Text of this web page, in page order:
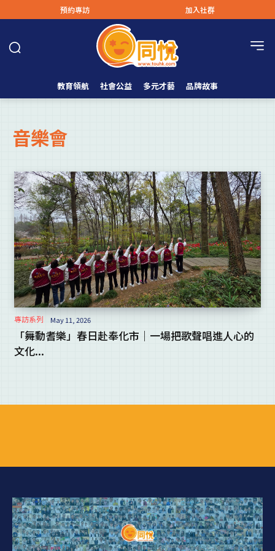
預約專訪 加入社群
教育領航 社會公益 多元才藝 品牌故事
音樂會
專訪系列 May 11, 2026
「舞動耆樂」春日赴奉化市｜一場把歌聲唱進人心的
文化...